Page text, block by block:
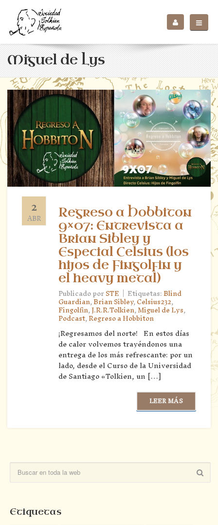
Miguel de Lys
2
ABR
Regreso a Hobbiton
9×07: Entrevista a
Brian Sibley y
Especial Celsius (los
hijos de Fingolfin y
el heavy metal)
Publicado porSTE | Etiquetas:Blind
Guardian,Brian Sibley,Celsius232,
Fingolfin,J.R.R.Tolkien,Miguel de Lys,
Podcast,Regreso a Hobbiton
¡Regresamos del norte! En estos días
de calor volvemos trayéndonos una
entrega de los más refrescante: por un
lado, desde el Curso de la Universidad
de Santiago «Tolkien, un […]
LEER MÁS
Etiquetas